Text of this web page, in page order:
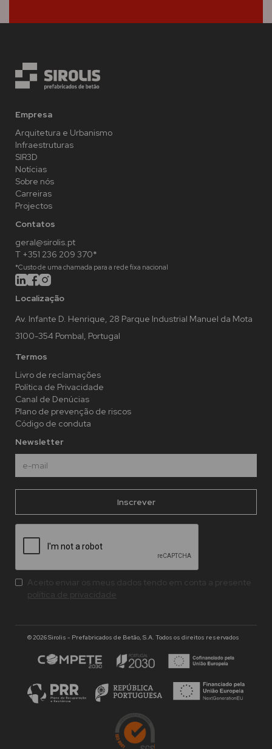
Empresa
Arquitetura e Urbanismo
Infraestruturas
SIR3D
Notícias
Sobre nós
Carreiras
Projectos
Contatos
geral@sirolis.pt
T +351 236 209 370*
*Custo de uma chamada para a rede fixa nacional
Localização
Av. Infante D. Henrique, 28 Parque Industrial Manuel da Mota
3100-354 Pombal, Portugal
Termos
Livro de reclamações
Política de Privacidade
Canal de Denúcias
Plano de prevenção de riscos
Código de conduta
Newsletter
Aceito enviar os meus dados tendo em conta a presente
política de privacidade
© 2026 Sirolis - Prefabricados de Betão, S.A. Todos os direitos reservados